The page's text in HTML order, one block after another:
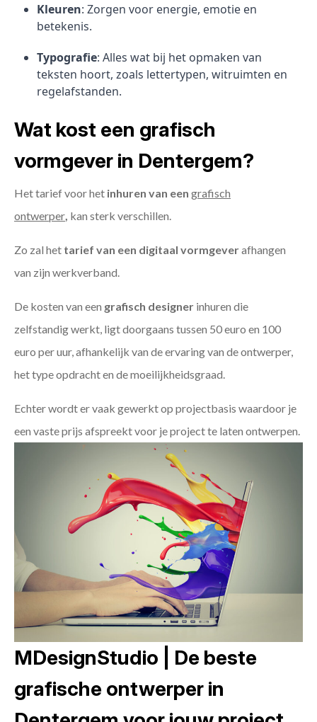
Kleuren: Zorgen voor energie, emotie en
betekenis.
Typografie: Alles wat bij het opmaken van
teksten hoort, zoals lettertypen, witruimten en
regelafstanden.
Wat kost een grafisch
vormgever in Dentergem?
Het tarief voor het inhuren van een grafisch
ontwerper kan sterk verschillen.
Zo zal het tarief van een digitaal vormgeverafhangen
van zijn werkverband.
De kosten van een grafisch designer inhuren die
zelfstandig werkt, ligt doorgaans tussen 50 euro en 100
euro per uur, afhankelijk van de ervaring van de ontwerper,
het type opdracht en de moeilijkheidsgraad.
Echter wordt er vaak gewerkt op projectbasis waardoor je
een vaste prijs afspreekt voor je project te laten ontwerpen.
MDesignStudio | De beste
grafische ontwerper in